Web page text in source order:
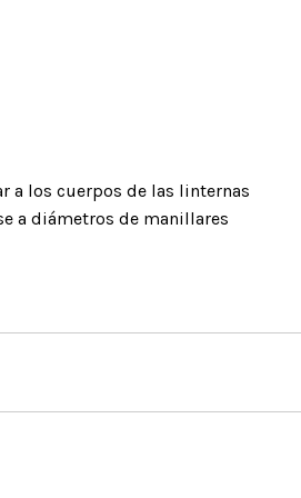
Portaherramientas
auxilios
a los cuerpos de las linternas
a diámetros de manillares